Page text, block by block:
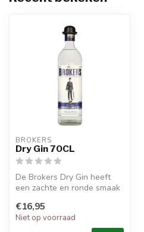
BROKERS
Dry Gin 70CL
De Brokers Dry Gin heeft
een zachte en ronde smaak
van d...
€16,95
Niet op voorraad